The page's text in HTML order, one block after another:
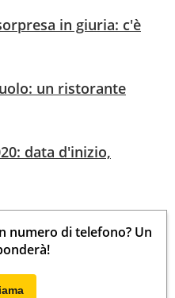
in giuria: c'è
un ristorante
data d'inizio,
numero di telefono? Un